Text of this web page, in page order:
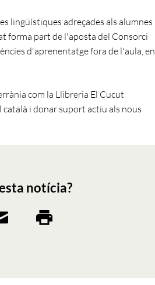
lingüístiques adreçades als alumnes
forma part de l'aposta del Consorci
d'aprenentatge fora de l'aula, en
com la Llibreria El Cucut
català i donar suport actiu als nous
notícia?